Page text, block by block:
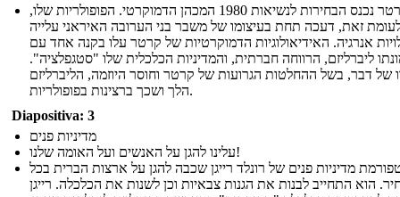
ג'ימי קרטר נכנס הבחירות לנשיאות 1980 המכהן הדמוקרטי. הפופולריות שלו,
זאת, דעכה תחת בעיצומו של משבר בני הערובה האיראני עלייה
אנרגיה. האידיאולוגיות הדמוקרטיות של קרטר עלו בקנה אחד עם
ליברליזם, הרווחה חברתית, והמדיניות הכלכלית שלו "סטגפלציה".
של דבר, בשל ההחלטות הגרועות של קרטר וחוסר היוזמה, הליברליזם
הלך ושכך ברצינות בפופולריות.
Diapositiva: 3
מדיניות פנים
עלינו להגן על האנשים ועל האומה שלנו!
מדיניות פנים של רונלד רייגן שכבה להגן על ארצות הברית בכל
הוא התחייב לבנות את הגנות צבאיות וכן לשנות את הכלכלה. רייגן